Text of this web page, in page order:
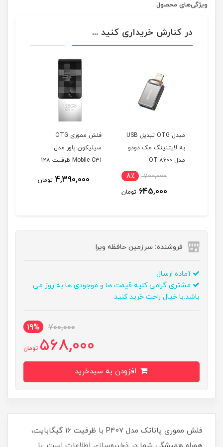
ویژگی‌های محصول
در کنارش خریداری کنید ...
مبدل OTG تبدیل USB
به لایتنینگ مک دودو
مدل OT-8600
700,000 8٪
645,000 تومان
فلش مموری OTG
سیلیکون پاور مدل
Mobile C31 ظرفیت 128
4,390,000 تومان
فروشنده: سرزمین حافظه ویرا
آماده ارسال
مشتری گرامی کلیه قیمت ها و موجودی ها به روز می
باشد.با خیال راحت خرید کنید
700,000
19%
568,000 تومان
فلش مموری پاناتک مدل P407 با ظرفیت 16 گیگابایت،